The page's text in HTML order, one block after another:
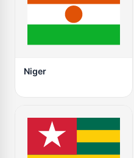
Niger